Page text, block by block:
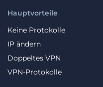
Hauptvorteile
Keine Protokolle
IP ändern
Doppeltes VPN
VPN-Protokolle